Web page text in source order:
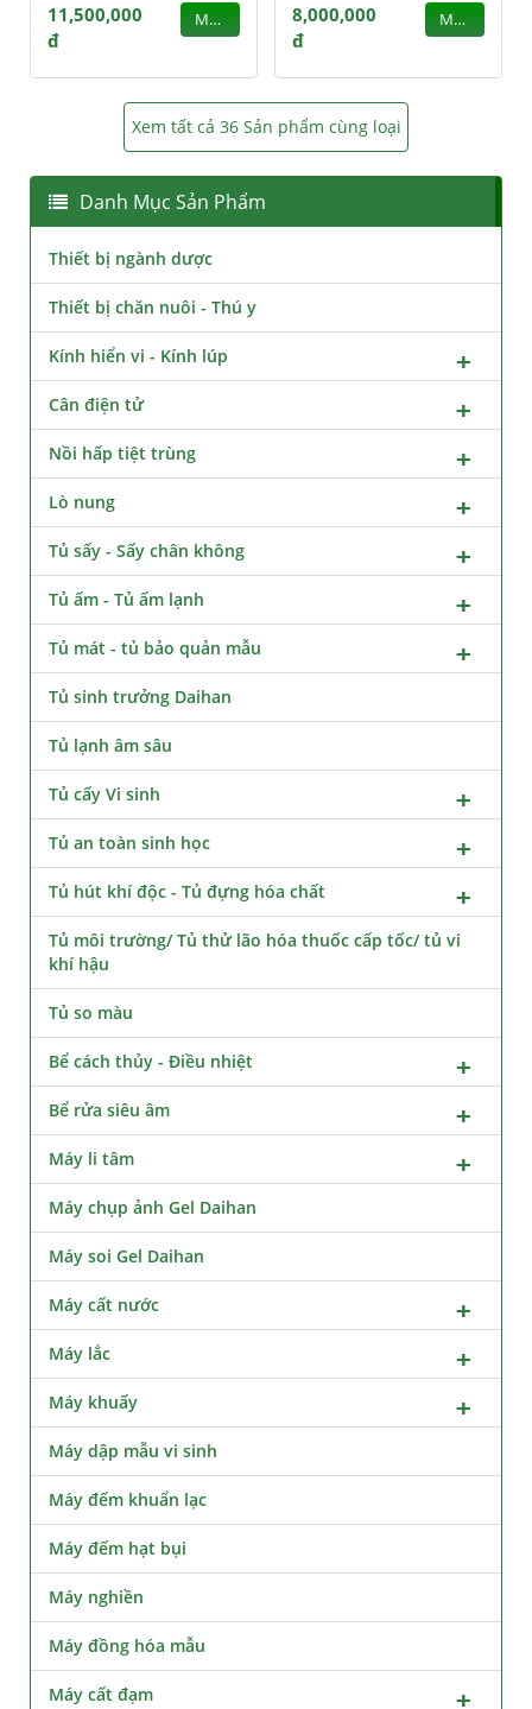
11,500,000
đ
MUA
8,000,000
đ
MUA
Xem tất cả 36 Sản phẩm cùng loại
Danh Mục Sản Phẩm
Thiết bị ngành dược
Thiết bị chăn nuôi - Thú y
Kính hiển vi - Kính lúp
Cân điện tử
Nồi hấp tiệt trùng
Lò nung
Tủ sấy - Sấy chân không
Tủ ấm - Tủ ấm lạnh
Tủ mát - tủ bảo quản mẫu
Tủ sinh trưởng Daihan
Tủ lạnh âm sâu
Tủ cấy Vi sinh
Tủ an toàn sinh học
Tủ hút khí độc - Tủ đựng hóa chất
Tủ môi trường/ Tủ thử lão hóa thuốc cấp tốc/ tủ vi
khí hậu
Tủ so màu
Bể cách thủy - Điều nhiệt
Bể rửa siêu âm
Máy li tâm
Máy chụp ảnh Gel Daihan
Máy soi Gel Daihan
Máy cất nước
Máy lắc
Máy khuấy
Máy dập mẫu vi sinh
Máy đếm khuẩn lạc
Máy đếm hạt bụi
Máy nghiền
Máy đồng hóa mẫu
Máy cất đạm